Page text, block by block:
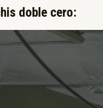
doble cero:​